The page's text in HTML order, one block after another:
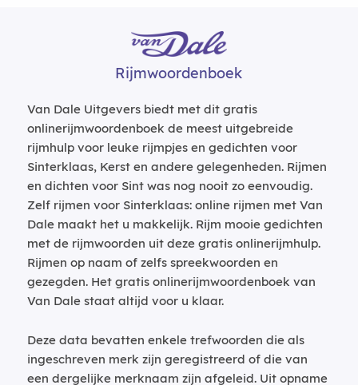
Rijmwoordenboek
Van Dale Uitgevers biedt met dit gratis
onlinerijmwoordenboek de meest uitgebreide
rijmhulp voor leuke rijmpjes en gedichten voor
Sinterklaas, Kerst en andere gelegenheden. Rijmen
en dichten voor Sint was nog nooit zo eenvoudig.
Zelf rijmen voor Sinterklaas: online rijmen met Van
Dale maakt het u makkelijk. Rijm mooie gedichten
met de rijmwoorden uit deze gratis onlinerijmhulp.
Rijmen op naam of zelfs spreekwoorden en
gezegden. Het gratis onlinerijmwoordenboek van
Van Dale staat altijd voor u klaar.
Deze data bevatten enkele trefwoorden die als
ingeschreven merk zijn geregistreerd of die van
een dergelijke merknaam zijn afgeleid. Uit opname